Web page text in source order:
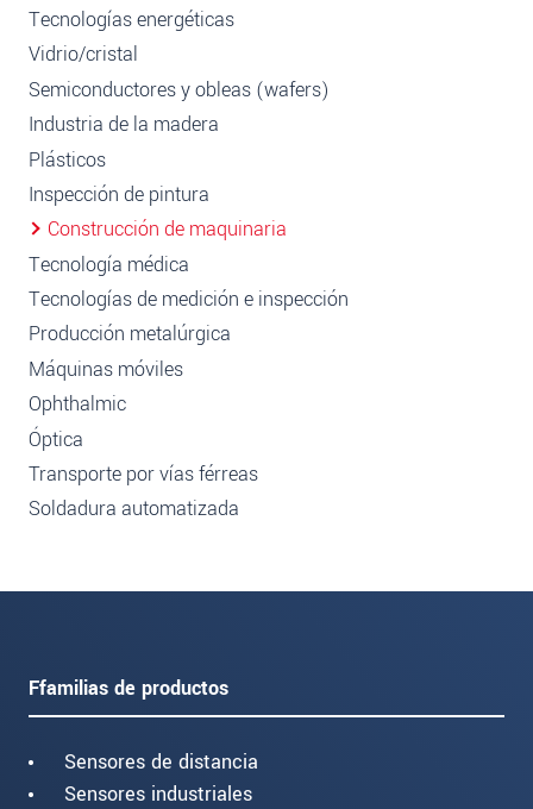
Tecnologías energéticas
Vidrio/cristal
Semiconductores y obleas (wafers)
Industria de la madera
Plásticos
Inspección de pintura
Construcción de maquinaria
Tecnología médica
Tecnologías de medición e inspección
Producción metalúrgica
Máquinas móviles
Ophthalmic
Óptica
Transporte por vías férreas
Soldadura automatizada
Ffamilias de productos
Sensores de distancia
Sensores industriales